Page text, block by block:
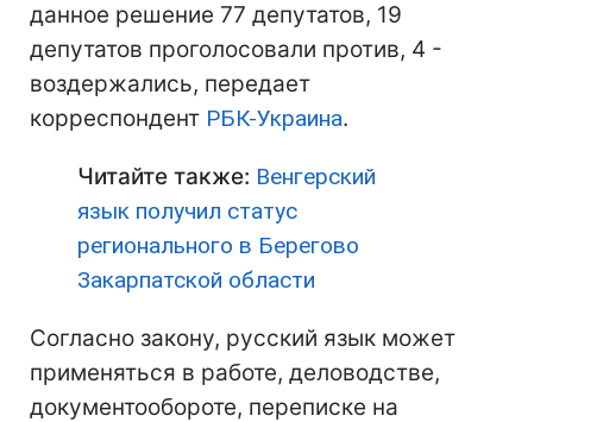
данное решение 77 депутатов, 19
депутатов проголосовали против, 4 -
воздержались, передает
корреспондент РБК-Украина.
Читайте также: Венгерский
язык получил статус
регионального в Берегово
Закарпатской области
Согласно закону, русский язык может
применяться в работе, деловодстве,
документообороте, переписке на